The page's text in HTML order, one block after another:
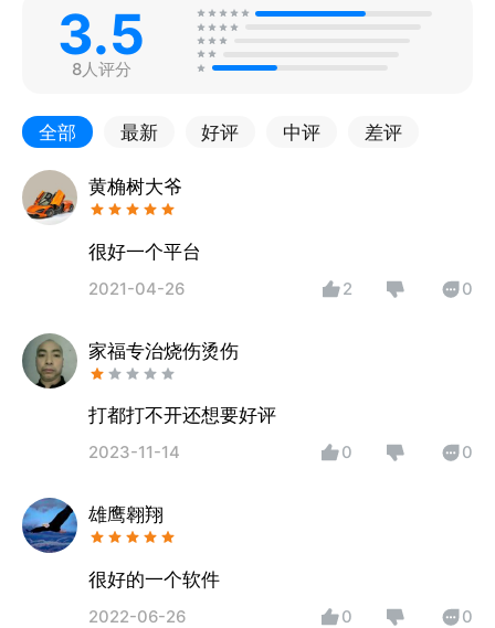
3.5
8人评分
全部 最新 好评 中评 差评
黄桷树大爷
很好一个平台
2021-04-26 2 0
家福专治烧伤烫伤
打都打不开还想要好评
2023-11-14 0 0
雄鹰翱翔
很好的一个软件
2022-06-26 0 0